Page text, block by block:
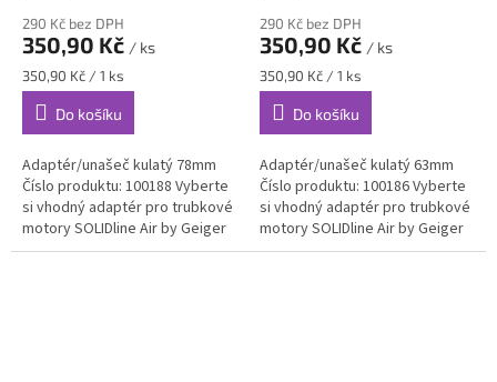
290 Kč bez DPH
350,90 Kč / ks
Měrná
cena:
350,90 Kč / 1 ks
Do košíku
Adaptér/unašeč kulatý 78mm
Číslo produktu: 100188 Vyberte
si vhodný adaptér pro trubkové
motory SOLIDline Air by Geiger
Antriebstechnik: 8hranný
290 Kč bez DPH
350,90 Kč / ks
Měrná
cena:
350,90 Kč / 1 ks
Do košíku
Adaptér/unašeč kulatý 63mm
Číslo produktu: 100186 Vyberte
si vhodný adaptér pro trubkové
motory SOLIDline Air by Geiger
Antriebstechnik: 8hranný